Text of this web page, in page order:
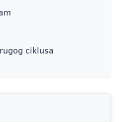
ciklusa